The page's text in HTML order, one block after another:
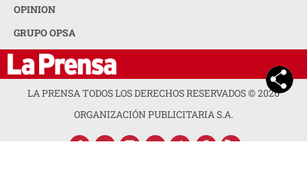
OPINION
GRUPO OPSA
LA PRENSA TODOS LOS DERECHOS RESERVADOS ©2026
ORGANIZACIÓN PUBLICITARIA S.A.